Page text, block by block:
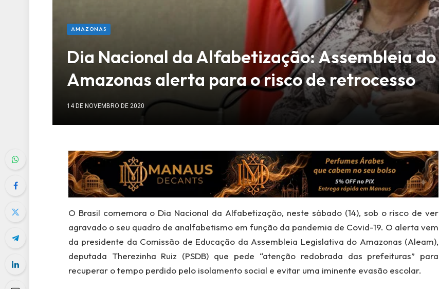
AMAZONAS
Dia Nacional da Alfabetização: Assembleia do
Amazonas alerta para o risco de retrocesso
14 DE NOVEMBRO DE 2020
O Brasil comemora o Dia Nacional da Alfabetização, neste sábado (14), sob o risco de ver
agravado o seu quadro de analfabetismo em função da pandemia de Covid-19. O alerta vem
da presidente da Comissão de Educação da Assembleia Legislativa do Amazonas (Aleam),
deputada Therezinha Ruiz (PSDB) que pede “atenção redobrada das prefeituras” para
recuperar o tempo perdido pelo isolamento social e evitar uma iminente evasão escolar.